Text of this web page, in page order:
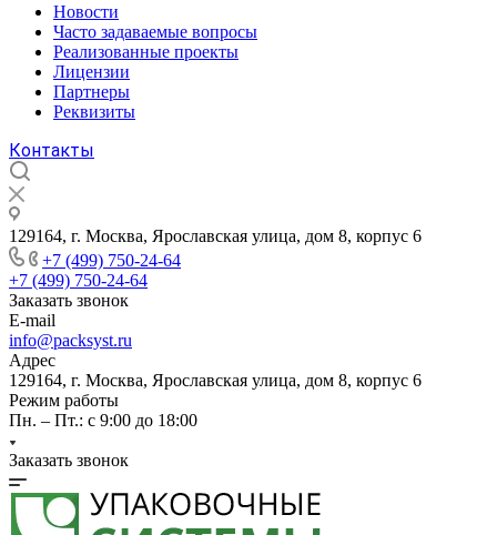
Новости
Часто задаваемые вопросы
Реализованные проекты
Лицензии
Партнеры
Реквизиты
Контакты
129164, г. Москва, Ярославская улица, дом 8, корпус 6
+7 (499) 750-24-64
+7 (499) 750-24-64
Заказать звонок
E-mail
info@packsyst.ru
Адрес
129164, г. Москва, Ярославская улица, дом 8, корпус 6
Режим работы
Пн. – Пт.: с 9:00 до 18:00
Заказать звонок